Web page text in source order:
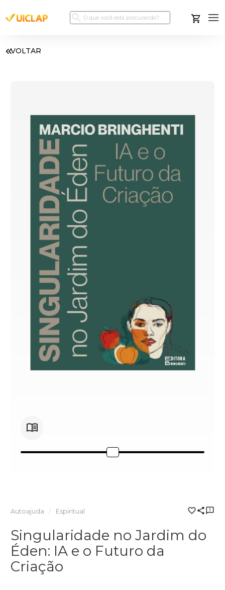
VOLTAR
Autoajuda Espiritual
Singularidade no Jardim do
Éden: IA e o Futuro da
Criação